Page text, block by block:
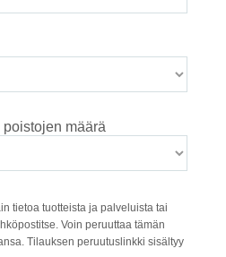
määrä
tietoa tuotteista ja palveluista tai
Voin peruuttaa tämän
Tilauksen peruutuslinkki sisältyy